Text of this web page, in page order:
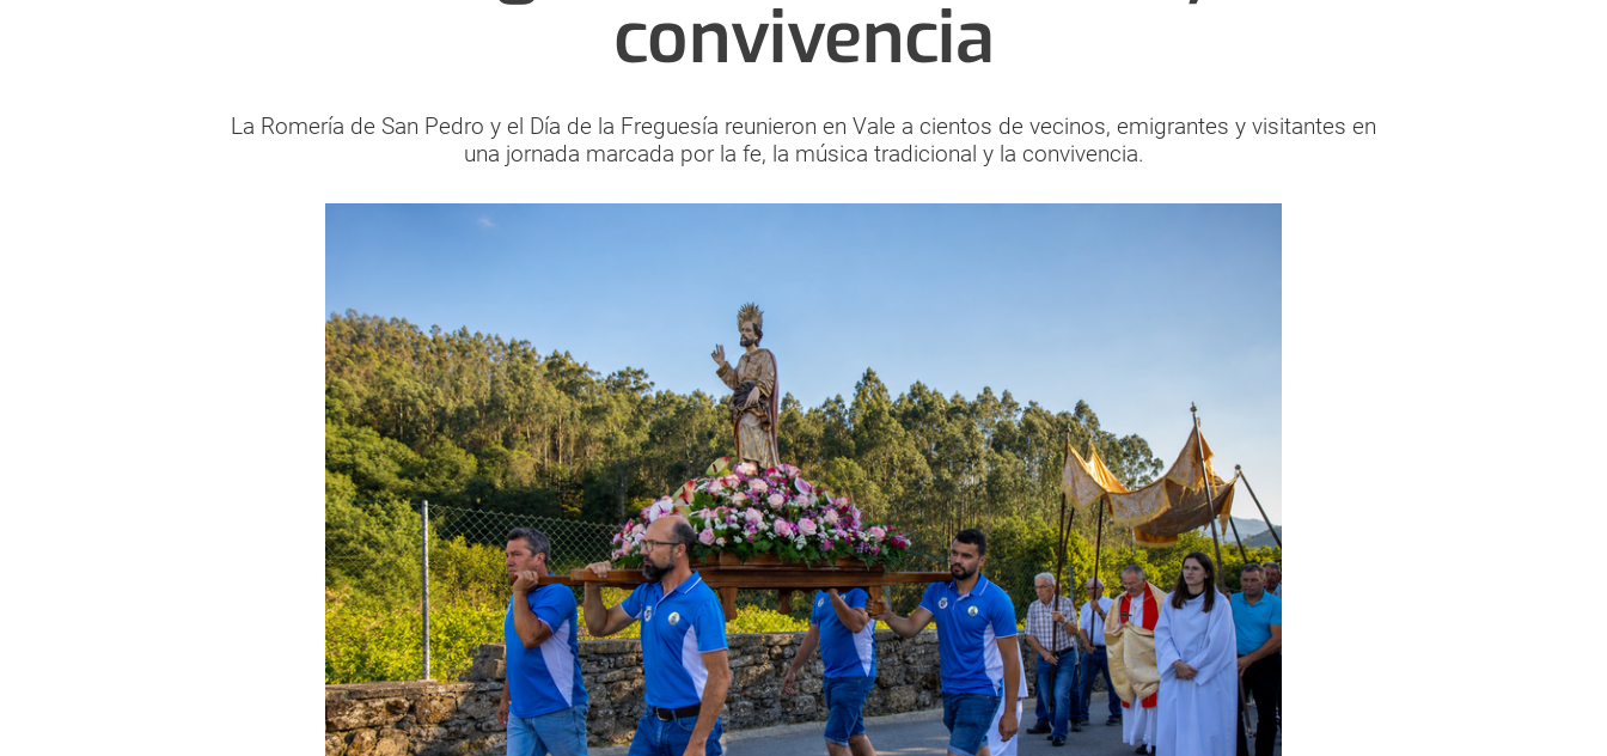
convivencia
La Romería de San Pedro y el Día de la Freguesía reunieron en Vale a cientos de vecinos, emigrantes y visitantes en
una jornada marcada por la fe, la música tradicional y la convivencia.